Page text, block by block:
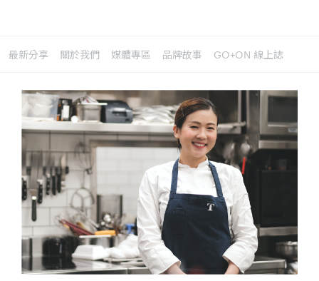
最新分享 關於我們 媒體專區 品牌故事 GO+ON 線上誌